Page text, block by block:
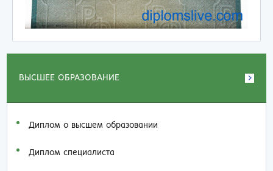
ВЫСШЕЕ ОБРАЗОВАНИЕ
Диплом о высшем образовании
Диплом специалиста